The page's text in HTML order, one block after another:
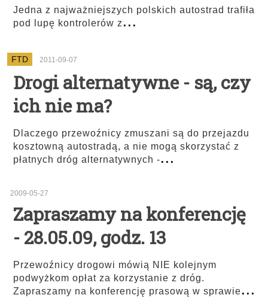
Jedna z najważniejszych polskich autostrad trafiła
pod lupę kontrolerów z...
FTD 2011-09-07
Drogi alternatywne - są, czy
ich nie ma?
Dlaczego przewoźnicy zmuszani są do przejazdu
kosztowną autostradą, a nie mogą skorzystać z
płatnych dróg alternatywnych -...
2009-05-27
Zapraszamy na konferencję
- 28.05.09, godz. 13
Przewoźnicy drogowi mówią NIE kolejnym
podwyżkom opłat za korzystanie z dróg.
Zapraszamy na konferencję prasową w sprawie...